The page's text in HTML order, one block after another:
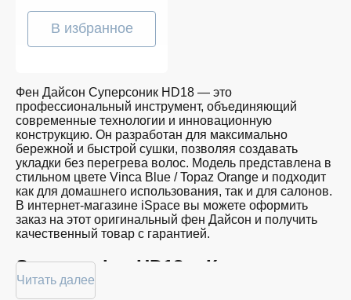
В избранное
Фен Дайсон Суперсоник HD18 — это
профессиональный инструмент, объединяющий
современные технологии и инновационную
конструкцию. Он разработан для максимально
бережной и быстрой сушки, позволяя создавать
укладки без перегрева волос. Модель представлена в
стильном цвете Vinca Blue / Topaz Orange и подходит
как для домашнего использования, так и для салонов.
В интернет-магазине iSpace вы можете оформить
заказ на этот оригинальный фен Дайсон и получить
качественный товар с гарантией.
Supersonic r HD18 в Курске:
основные характеристики
Читать далее